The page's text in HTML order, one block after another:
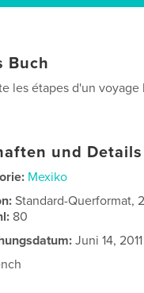
Buch
les étapes d'un voyage
und Details
Mexiko
Standard-Querformat,
80
Juni 14, 2011